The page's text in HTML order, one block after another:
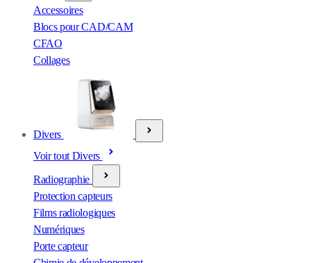
Accessoires
Blocs pour CAD/CAM
CFAO
Collages
Divers
Voir tout Divers
Radiographie
Protection capteurs
Films radiologiques
Numériques
Porte capteur